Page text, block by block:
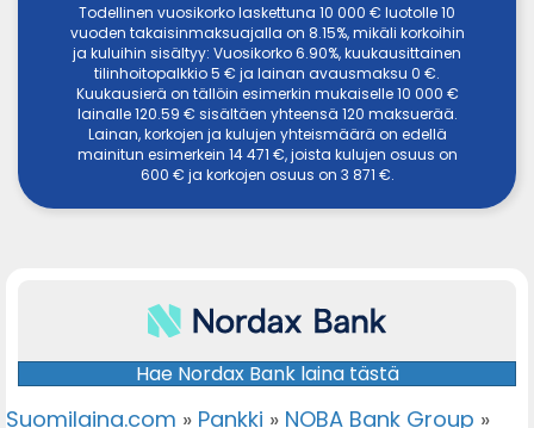
Hae Nordax Bank laina tästä
Suomilaina.com » Pankki » NOBA Bank Group »
Todellinen vuosikorko laskettuna 10 000 € luotolle 10
vuoden takaisinmaksuajalla on 8.15%, mikäli korkoihin
ja kuluihin sisältyy: Vuosikorko 6.90%, kuukausittainen
tilinhoitopalkkio 5 € ja lainan avausmaksu 0 €.
Kuukausierä on tällöin esimerkin mukaiselle 10 000 €
lainalle 120.59 € sisältäen yhteensä 120 maksuerää.
Lainan, korkojen ja kulujen yhteismäärä on edellä
mainitun esimerkein 14 471 €, joista kulujen osuus on
600 € ja korkojen osuus on 3 871 €.